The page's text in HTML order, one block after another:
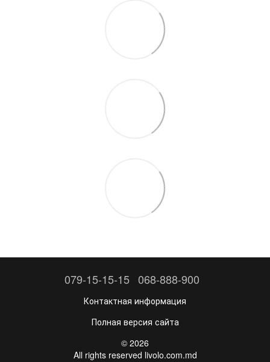
079-15-15-15 068-888-900
Контактная информация
Полная версия сайта
© 2026
All rights reserved livolo.com.md